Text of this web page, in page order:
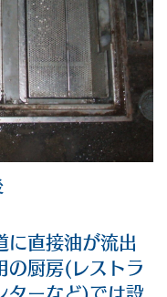
に直接油が流出
の厨房(レストラ
ターなど)では設